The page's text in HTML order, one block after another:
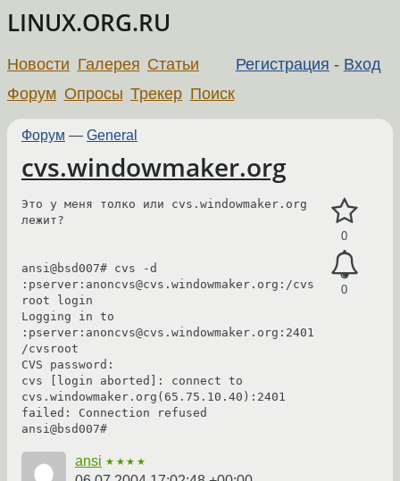
LINUX.ORG.RU
Регистрация - Вход
Новости Галерея Статьи
Форум Опросы Трекер Поиск
Форум — General
cvs.windowmaker.org
0
0
Это у меня толко или cvs.windowmaker.org
лежит?
ansi@bsd007# cvs -d
:pserver:anoncvs@cvs.windowmaker.org:/cvs
root login
Logging in to
:pserver:anoncvs@cvs.windowmaker.org:2401
/cvsroot
CVS password:
cvs [login aborted]: connect to
cvs.windowmaker.org(65.75.10.40):2401
failed: Connection refused
ansi ★★★★